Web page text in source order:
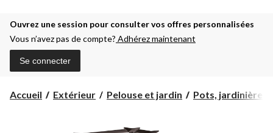
Ouvrez une session pour consulter vos offres personnalisées
Vous n’avez pas de compte? Adhérez maintenant
Se connecter
Accueil Extérieur Pelouse et jardin Pots, jardinières